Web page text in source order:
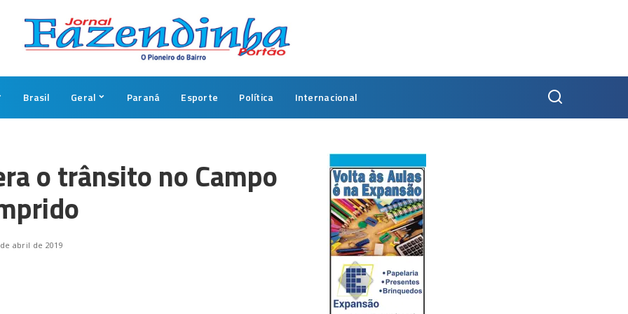
Brasil Geral Paraná Esporte Política Internacional
o trânsito no Campo
abril de 2019